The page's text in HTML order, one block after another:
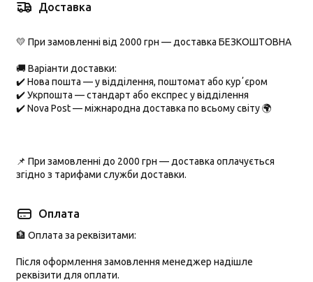
Доставка
💛 При замовленні від 2000 грн — доставка БЕЗКОШТОВНА
🚚 Варіанти доставки:
✔️Нова пошта — у відділення, поштомат або курʼєром
✔️Укрпошта — стандарт або експрес у відділення
✔️Nova Post— міжнародна доставка по всьому світу 🌍
📌 При замовленні до 2000 грн — доставка оплачується
згідно з тарифами служби доставки.
Оплата
🏦 Оплата за реквізитами:
Після оформлення замовлення менеджер надішле
реквізити для оплати.